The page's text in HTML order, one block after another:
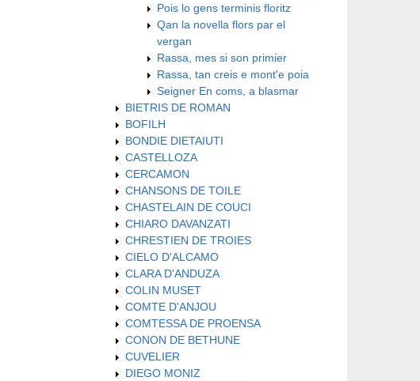
Pois lo gens terminis floritz
Qan la novella flors par el
vergan
Rassa, mes si son primier
Rassa, tan creis e mont'e poia
Seigner En coms, a blasmar
BIETRIS DE ROMAN
BOFILH
BONDIE DIETAIUTI
CASTELLOZA
CERCAMON
CHANSONS DE TOILE
CHASTELAIN DE COUCI
CHIARO DAVANZATI
CHRESTIEN DE TROIES
CIELO D'ALCAMO
CLARA D'ANDUZA
COLIN MUSET
COMTE D'ANJOU
COMTESSA DE PROENSA
CONON DE BETHUNE
CUVELIER
DIEGO MONIZ